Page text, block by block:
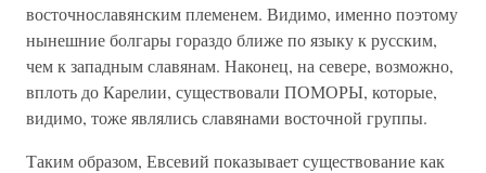
восточнославянским племенем. Видимо, именно поэтому
нынешние болгары гораздо ближе по языку к русским,
чем к западным славянам. Наконец, на севере, возможно,
вплоть до Карелии, существовали ПОМОРЫ, которые,
видимо, тоже являлись славянами восточной группы.
Таким образом, Евсевий показывает существование как